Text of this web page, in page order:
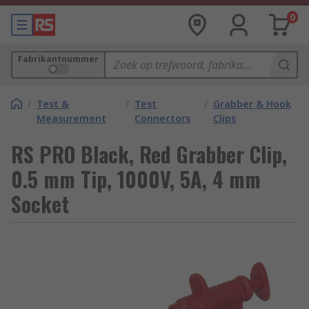
0
Fabrikantnummer
/ Test &
Measurement
/ Test
Connectors
/ Grabber & Hook
Clips
RS PRO Black, Red Grabber Clip,
0.5 mm Tip, 1000V, 5A, 4 mm
Socket